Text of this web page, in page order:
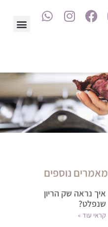
מאמרים נוספים
איך נראה שק הריון
שנפלט?
קראי עוד »